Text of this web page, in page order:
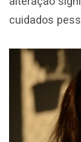
cuidados